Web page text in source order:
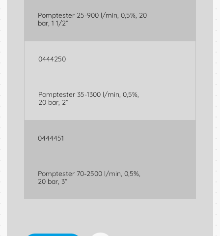
Naam
Telefoon
Pomptester 25-900 l/min, 0,5%, 20
bar, 1 1/2”
0444250
Pomptester 35-1300 l/min, 0,5%,
20 bar, 2”
0444451
Pomptester 70-2500 l/min, 0,5%,
20 bar, 3”